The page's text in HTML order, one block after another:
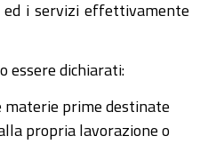
i servizi effettivamente
essere dichiarati:
materie prime destinate
propria lavorazione o